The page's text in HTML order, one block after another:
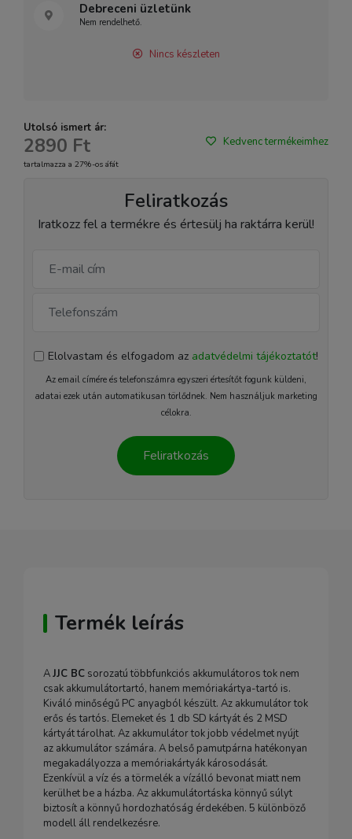
Debreceni üzletünk
Nem rendelhető.
Nincs készleten
Utolsó ismert ár:
2890 Ft
tartalmazza a 27%-os áfát
Kedvenc termékeimhez
Feliratkozás
Iratkozz fel a termékre és értesülj ha raktárra kerül!
Elolvastam és elfogadom az adatvédelmi tájékoztatót!
Az email címére és telefonszámra egyszeri értesítőt fogunk küldeni,
adatai ezek után automatikusan törlődnek. Nem használjuk marketing
célokra.
Feliratkozás
Termék leírás
AJJC BC sorozatú többfunkciós akkumulátoros tok nem
csak akkumulátortartó, hanem memóriakártya-tartó is.
Kiváló minőségű PC anyagból készült. Az akkumulátor tok
erős és tartós. Elemeket és 1 db SD kártyát és 2 MSD
kártyát tárolhat. Az akkumulátor tok jobb védelmet nyújt
az akkumulátor számára. A belső pamutpárna hatékonyan
megakadályozza a memóriakártyák károsodását.
Ezenkívül a víz és a törmelék a vízálló bevonat miatt nem
kerülhet be a házba. Az akkumulátortáska könnyű súlyt
biztosít a könnyű hordozhatóság érdekében. 5 különböző
modell áll rendelkezésre.